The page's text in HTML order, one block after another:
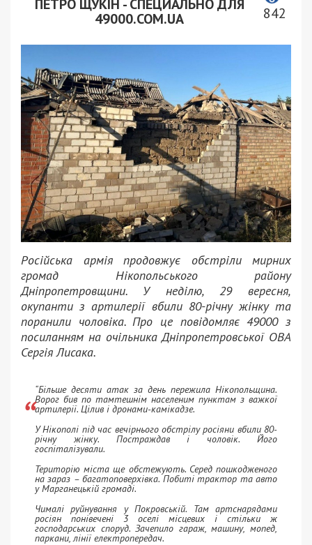
ПЕТРО ЩУКІН - СПЕЦИАЛЬНО ДЛЯ
49000.COM.UA
842
Російська армія продовжує обстріли мирних
громад Нікопольського району
Дніпропетровщини. У неділю, 29 вересня,
окупанти з артилерії вбили 80-річну жінку та
поранили чоловіка. Про це повідомляє 49000 з
посиланням на очільника Дніпропетровської ОВА
Сергія Лисака.
“Більше десяти атак за день пережила Нікопольщина.
Ворог бив по тамтешнім населеним пунктам з важкої
артилерії. Цілив і дронами-камікадзе.
У Нікополі під час вечірнього обстрілу росіяни вбили 80-
річну жінку. Постраждав і чоловік. Його
госпіталізували.
Територію міста ще обстежують. Серед пошкодженого
на зараз – багатоповерхівка. Побиті трактор та авто
у Марганецькій громаді.
Чималі руйнування у Покровській. Там артснарядами
росіян понівечені 3 оселі місцевих і стільки ж
господарських споруд. Зачепило гараж, машину, мопед,
паркани, лінії електропередач.